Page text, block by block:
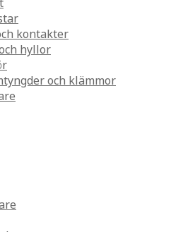
kontakter
hyllor
och klämmor